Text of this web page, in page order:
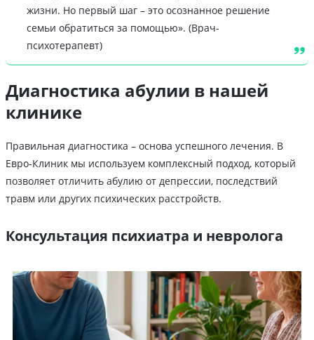
жизни. Но первый шаг – это осознанное решение
семьи обратиться за помощью». (Врач-
психотерапевт)
Диагностика абулии в нашей
клинике
Правильная диагностика – основа успешного лечения. В
Евро-Клиник мы используем комплексный подход, который
позволяет отличить абулию от депрессии, последствий
травм или других психических расстройств.
Консультация психиатра и невролога